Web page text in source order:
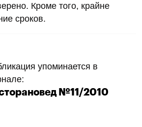
Кроме того, крайне
сроков.
упоминается в
№11/2010